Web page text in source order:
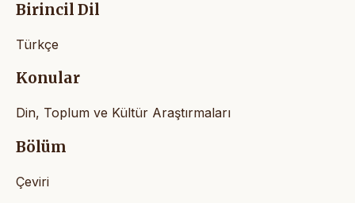
Birincil Dil
Türkçe
Konular
Din, Toplum ve Kültür Araştırmaları
Bölüm
Çeviri